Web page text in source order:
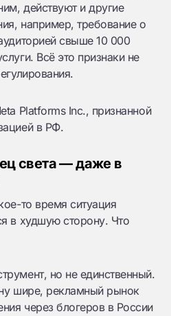
действуют и другие
например, требование о
свыше 10 000
Всё это признаки не
Platforms Inc., признанной
в РФ.
света — даже в
то время ситуация
в худшую сторону. Что
но не единственный.
шире, рекламный рынок
через блогеров в России